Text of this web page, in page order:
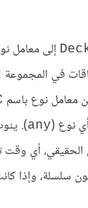
إلى معامل
في المجموعة
معامل نوع باسم
نوع (any
).
أي وقت
سلسلة، وإذا